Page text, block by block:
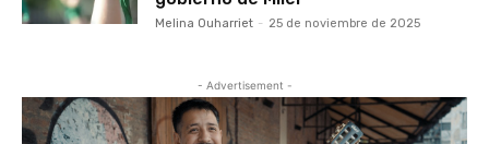
Melina Ouharriet - 25 de noviembre de 2025
- Advertisement -